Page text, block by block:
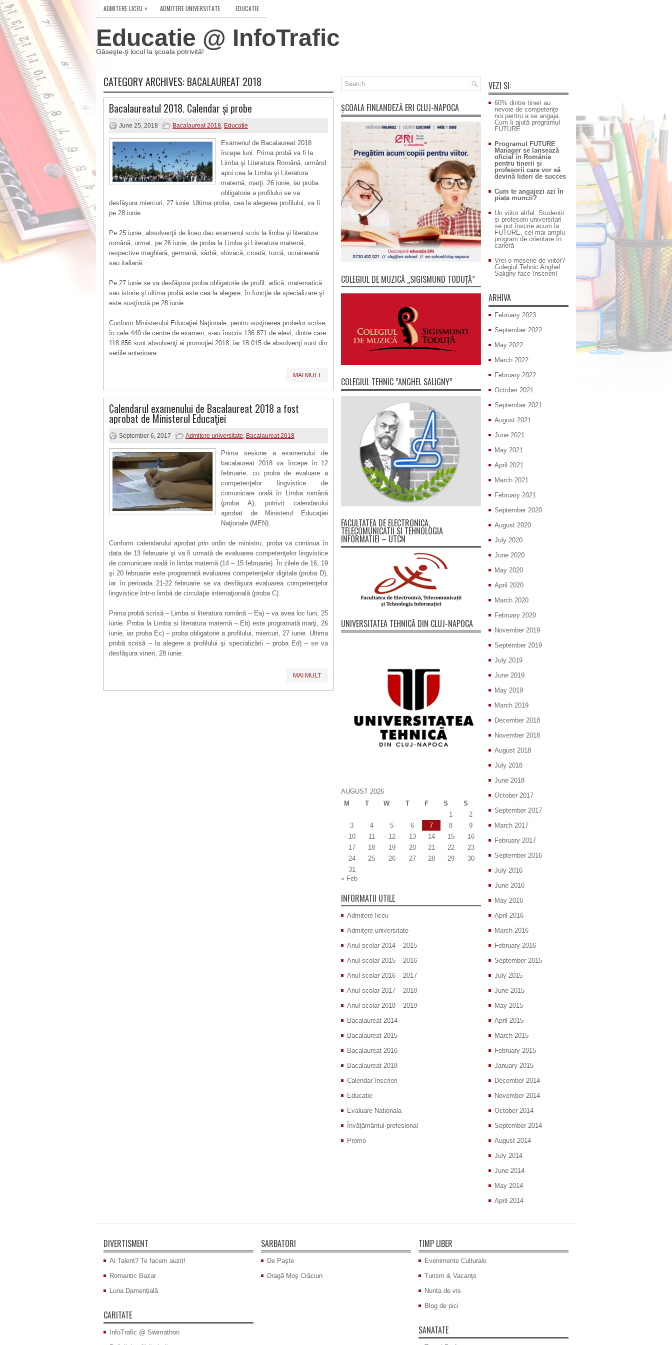
ADMITERE LICEU » ADMITERE UNIVERSITATE EDUCATIE
Educatie @ InfoTrafic
Găseşte-ţi locul la şcoala potrivită!
CATEGORY ARCHIVES: BACALAUREAT 2018
Bacalaureatul 2018. Calendar și probe
June 25, 2018 Bacalaureat 2018, Educatie
Examenul de Bacalaureat 2018
începe luni. Prima probă va fi la
Limba şi Literatura Română, urmând
apoi cea la Limba şi Literatura
maternă, marţi, 26 iunie, iar proba
obligatorie a profilului se va
desfăşura miercuri, 27 iunie. Ultima proba, cea la alegerea profilului, va fi
pe 28 iunie.
Pe 25 iunie, absolvenţii de liceu dau examenul scris la limba şi literatura
română, urmat, pe 26 iunie, de proba la Limba şi Literatura maternă,
respective maghiară, germană, sârbă, slovacă, croată, turcă, ucraineană
sau italiană.
Pe 27 iunie se va desfăşura proba obligatorie de profil, adică, matematică
sau istorie şi ultima probă este cea la alegere, în funcţie de specializare şi
este susţinută pe 28 iunie.
Conform Ministerului Educaţiei Naţionale, pentru susţinerea probelor scrise,
în cele 440 de centre de examen, s-au înscris 136.871 de elevi, dintre care
118.856 sunt absolvenţi ai promoţiei 2018, iar 18.015 de absolvenţi sunt din
seriile anterioare.
MAI MULT
Calendarul examenului de Bacalaureat 2018 a fost
aprobat de Ministerul Educaţiei
September 6, 2017 Admitere universitate, Bacalaureat 2018
Prima sesiune a examenului de
bacalaureat 2018 va începe în 12
februarie, cu proba de evaluare a
competenţelor lingvistice de
comunicare orală în Limba română
(proba A), potrivit calendarului
aprobat de Ministerul Educaţiei
Naţionale (MEN).
Conform calendarului aprobat prin ordin de ministru, proba va continua în
data de 13 februarie şi va fi urmată de evaluarea competenţelor lingvistice
de comunicare orală în limba maternă (14 – 15 februarie). În zilele de 16, 19
şi 20 februarie este programată evaluarea competenţelor digitale (proba D),
iar în perioada 21-22 februarie se va desfăşura evaluarea competenţelor
lingvistice într-o limbă de circulaţie internaţională (proba C).
Prima probă scrisă – Limba si literatura română – Ea) – va avea loc luni, 25
iunie. Proba la Limba si literatura maternă – Eb) este programată marţi, 26
iunie, iar proba Ec) – proba obligatorie a profilului, miercuri, 27 iunie. Ultima
probă scrisă – la alegere a profilului şi specializării – proba Ed) – se va
desfăşura vineri, 28 iunie.
MAI MULT
ȘCOALA FINLANDEZĂ ERI CLUJ-NAPOCA
COLEGIUL DE MUZICĂ „SIGISMUND TODUȚĂ”
COLEGIUL TEHNIC ”ANGHEL SALIGNY”
FACULTATEA DE ELECTRONICA,
TELECOMUNICATII SI TEHNOLOGIA
INFORMATIEI – UTCN
UNIVERSITATEA TEHNICĂ DIN CLUJ-NAPOCA
AUGUST 2026
M
T W T F S
S
1
2
3
4 5 6 7 8
9
10
11 12 13 14 15
16
17
18 19 20 21 22
23
24
25 26 27 28 29
30
31
« Feb
INFORMATII UTILE
Admitere liceu
Admitere universitate
Anul scolar 2014 – 2015
Anul scolar 2015 – 2016
Anul scolar 2016 – 2017
Anul scolar 2017 – 2018
Anul scolar 2018 – 2019
Bacalaureat 2014
Bacalaureat 2015
Bacalaureat 2016
Bacalaureat 2018
Calendar înscrieri
Educatie
Evaluare Nationala
Învăţământul profesional
Promo
VEZI SI:
60% dintre tineri au
nevoie de competențe
noi pentru a se angaja.
Cum îi ajută programul
FUTURE
Programul FUTURE
Manager se lansează
oficial în România
pentru tinerii și
profesorii care vor să
devină lideri de succes
Cum te angajezi azi în
piața muncii?
Un viitor altfel: Studenții
și profesorii universitari
se pot înscrie acum la
FUTURE, cel mai amplu
program de orientare în
carieră
Vrei o meserie de viitor?
Colegiul Tehnic Anghel
Saligny face înscrieri!
ARHIVA
February 2023
September 2022
May 2022
March 2022
February 2022
October 2021
September 2021
August 2021
June 2021
May 2021
April 2021
March 2021
February 2021
September 2020
August 2020
July 2020
June 2020
May 2020
April 2020
March 2020
February 2020
November 2019
September 2019
July 2019
June 2019
May 2019
March 2019
December 2018
November 2018
August 2018
July 2018
June 2018
October 2017
September 2017
March 2017
February 2017
September 2016
July 2016
June 2016
May 2016
April 2016
March 2016
February 2016
September 2015
July 2015
June 2015
May 2015
April 2015
March 2015
February 2015
January 2015
December 2014
November 2014
October 2014
September 2014
August 2014
July 2014
June 2014
May 2014
April 2014
DIVERTISMENT
Ai Talent? Te facem auzit!
Romantic Bazar
Luna Damenţială
CARITATE
InfoTrafic @ Swimathon
SARBATORI
De Paşte
Dragă Moş Crăciun
TIMP LIBER
Evenimente Culturale
Turism & Vacanţe
Nunta de vis
Blog de pici
SANATATE